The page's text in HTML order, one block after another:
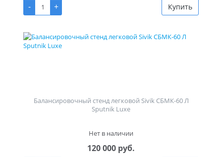
-
+ Купить
Балансировочный стенд легковой Sivik СБМК-60 Л
Sputnik Luxe
Нет в наличии
120 000 руб.